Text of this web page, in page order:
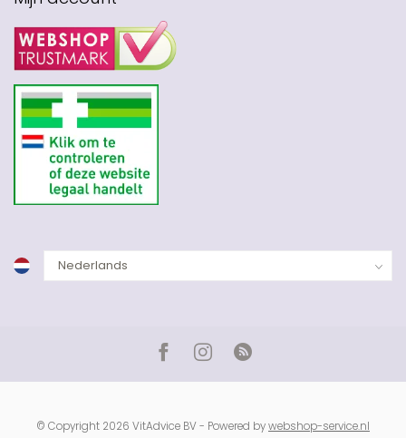
© Copyright 2026 VitAdvice BV - Powered bywebshop-service.nl